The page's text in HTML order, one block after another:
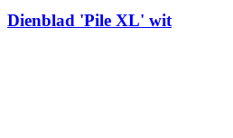
Dienblad 'Pile XL' wit